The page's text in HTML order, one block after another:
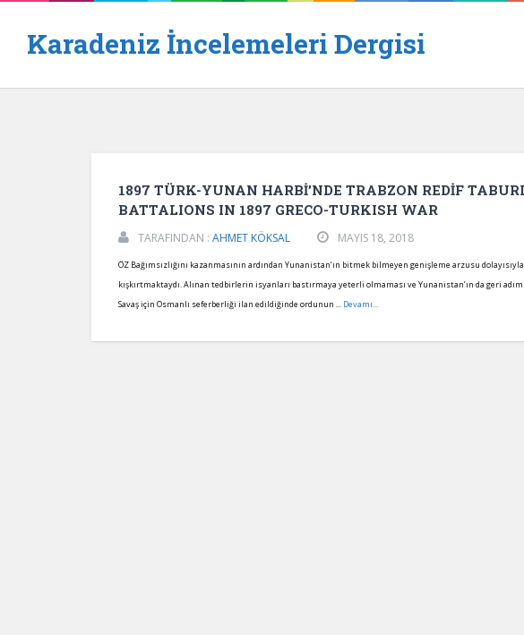
Karadeniz İncelemeleri Dergisi
1897 TÜRK-YUNAN HARBİ’NDE TRABZON REDİF
BATTALIONS IN 1897 GRECO-TURKISH WAR
TARAFINDAN : AHMET KÖKSAL MAYIS 18, 2018
ÖZ Bağımsızlığını kazanmasının ardından Yunanistan’ın bitmek bilmeyen genişleme arzusu
kışkırtmaktaydı. Alınan tedbirlerin isyanları bastırmaya yeterli olmaması ve Yunanistan’ın da geri
Savaş için Osmanlı seferberliği ilan edildiğinde ordunun ... Devamı...